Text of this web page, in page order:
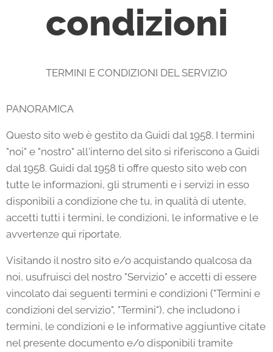
condizioni
TERMINI E CONDIZIONI DEL SERVIZIO
PANORAMICA
Questo sito web è gestito da Guidi dal 1958. I termini
"noi" e "nostro" all'interno del sito si riferiscono a Guidi
dal 1958. Guidi dal 1958 ti offre questo sito web con
tutte le informazioni, gli strumenti e i servizi in esso
disponibili a condizione che tu, in qualità di utente,
accetti tutti i termini, le condizioni, le informative e le
avvertenze qui riportate.
Visitando il nostro sito e/o acquistando qualcosa da
noi, usufruisci del nostro "Servizio" e accetti di essere
vincolato dai seguenti termini e condizioni ("Termini e
condizioni del servizio", "Termini"), che includono i
termini, le condizioni e le informative aggiuntive citate
nel presente documento e/o disponibili tramite